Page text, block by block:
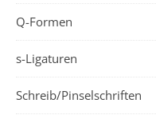
Q-Formen
s-Ligaturen
Schreib/Pinselschriften